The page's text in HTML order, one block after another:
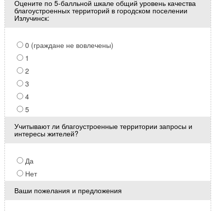
Оцените по 5-балльной шкале общий уровень качества
благоустроенных территорий в городском поселении
Излучинск:
0 (граждане не вовлечены)
1
2
3
4
5
Учитывают ли благоустроенные территории запросы и
интересы жителей?
Да
Нет
Ваши пожелания и предложения